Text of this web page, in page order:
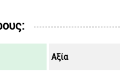
Αξία